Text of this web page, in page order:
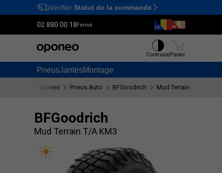
Ctrl M
Vérifier Statut de la commande
02 880 00 18Fermé
PneusJantesMontage
ContrastePanier
Oponeo Pneus Auto BFGoodrich Mud Terrain T/A KM3
BFGoodrich
Mud Terrain T/A KM3